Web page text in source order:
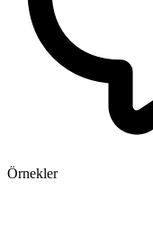
Örnekler